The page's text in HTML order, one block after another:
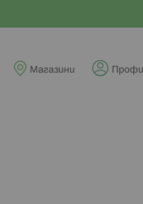
Магазини